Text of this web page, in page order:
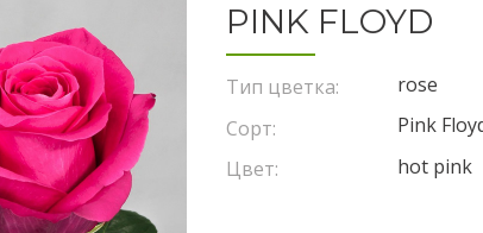
PINK FLOYD
Тип цветка:
rose
Сорт:
Pink
Цвет:
hot pink